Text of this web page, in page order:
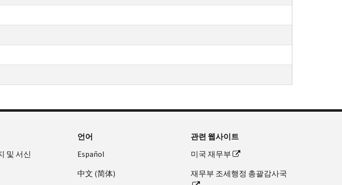
및 서신
언어
Español
中文 (简体)
관련 웹사이트
미국 재무부
재무부 조세행정 총괄감사국